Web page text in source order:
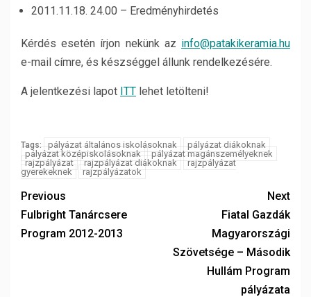
2011.11.18. 24.00 – Eredményhirdetés
Kérdés esetén írjon nekünk az info@patakikeramia.hu
e-mail címre, és készséggel állunk rendelkezésére.
A jelentkezési lapot ITT lehet letölteni!
Tags: pályázat általános iskolásoknak
pályázat diákoknak
pályázat középiskolásoknak
pályázat magánszemélyeknek
rajzpályázat
rajzpályázat diákoknak
rajzpályázat
gyerekeknek
rajzpályázatok
Previous
Fulbright Tanárcsere
Program 2012-2013
Next
Fiatal Gazdák
Magyarországi
Szövetsége – Második
Hullám Program
pályázata